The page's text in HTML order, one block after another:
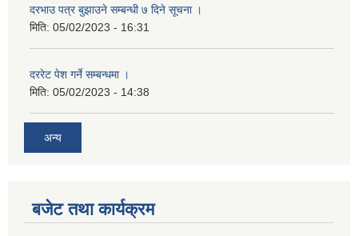
दरभाउ पत्र बुझाउने सम्बन्धी ७ दिने सूचना ।
मिति: 05/02/2023 - 16:31
दररेट पेश गर्ने सम्बन्धमा ।
मिति: 05/02/2023 - 14:38
अन्य
बजेट तथा कार्यक्रम